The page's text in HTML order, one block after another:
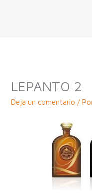
LEPANTO 2
Deja un comentario /